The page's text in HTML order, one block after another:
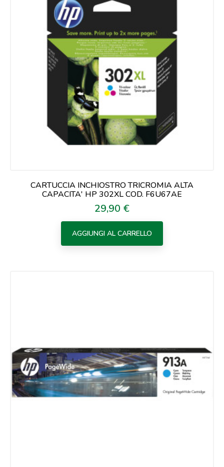
CARTUCCIA INCHIOSTRO TRICROMIA ALTA
CAPACITA' HP 302XL COD. F6U67AE
Prezzo
29,90 €
AGGIUNGI AL CARRELLO